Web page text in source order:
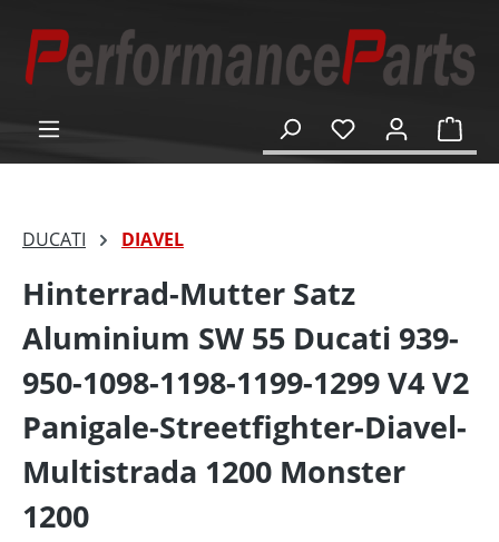
springen
DUCATI DIAVEL
Hinterrad-Mutter Satz
Aluminium SW 55 Ducati 939-
950-1098-1198-1199-1299 V4 V2
Panigale-Streetfighter-Diavel-
Multistrada 1200 Monster
1200